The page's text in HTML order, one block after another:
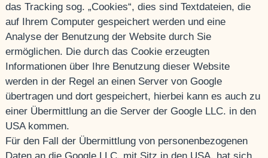
das Tracking sog. „Cookies“, dies sind Textdateien, die
auf Ihrem Computer gespeichert werden und eine
Analyse der Benutzung der Website durch Sie
ermöglichen. Die durch das Cookie erzeugten
Informationen über Ihre Benutzung dieser Website
werden in der Regel an einen Server von Google
übertragen und dort gespeichert, hierbei kann es auch zu
einer Übermittlung an die Server der Google LLC. in den
USA kommen.
Für den Fall der Übermittlung von personenbezogenen